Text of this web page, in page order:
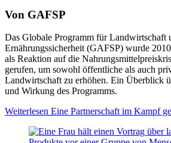
Von GAFSP
Das Globale Programm für Landwirtschaft
Ernährungssicherheit (GAFSP) wurde
als Reaktion auf die
gerufen, um sowohl öffentliche als auch
Landwirtschaft zu erhöhen. Ein Überblick
und Wirkung des Programms.
Weiterlesen Eine Partnerschaft im Kampf